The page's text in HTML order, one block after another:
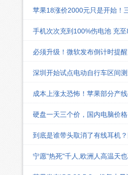
苹果18涨价2000元只是开始！
手机次次充到100%伤电池 充
必须升级！微软发布倒计时提
深圳开始试点电动自行车区间
成本上涨太恐怖！苹果部分产
硬盘一天三个价，国内电脑价
到底是谁带头取消了有线耳机
宁愿"热死"千人,欧洲人高温天